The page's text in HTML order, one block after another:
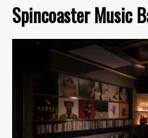
Spincoaster Music